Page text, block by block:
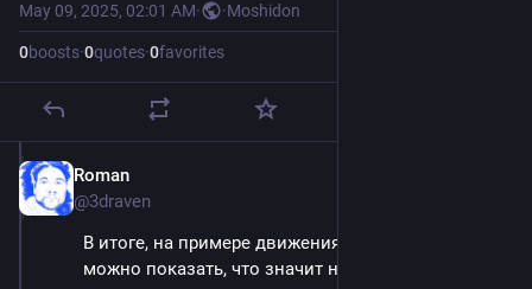
May 09, 2025, 02:01 AM· ·Moshidon
0boosts·0quotes·0favorites
Roman
@3draven
В итоге, на примере движения в Тайцзицюань
можно показать, что значит нет добра и зла, в